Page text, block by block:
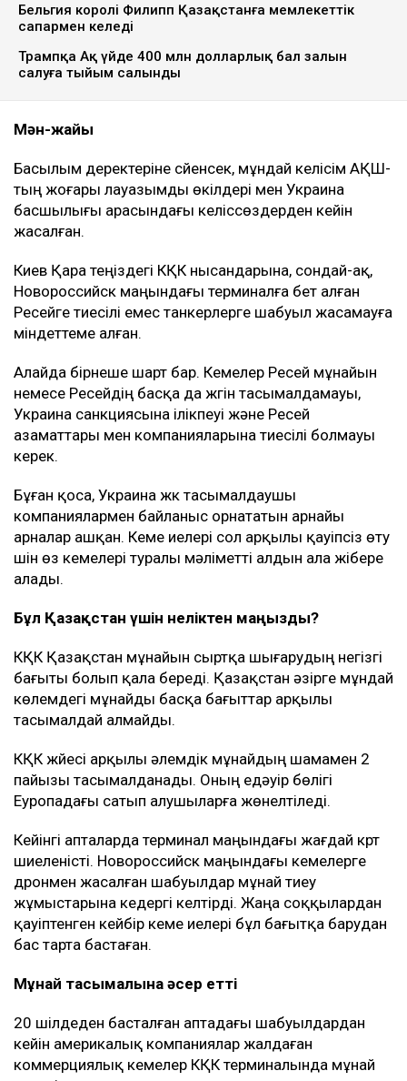
Бельгия королі Филипп Қазақстанға мемлекеттік
сапармен келеді
Трампқа Ақ үйде 400 млн долларлық бал залын
салуға тыйым салынды
Мән-жайы
Басылым деректеріне сүйенсек, мұндай келісім АҚШ-
тың жоғары лауазымды өкілдері мен Украина
басшылығы арасындағы келіссөздерден кейін
жасалған.
Киев Қара теңіздегі КҚК нысандарына, сондай-ақ,
Новороссийск маңындағы терминалға бет алған
Ресейге тиесілі емес танкерлерге шабуыл жасамауға
міндеттеме алған.
Алайда бірнеше шарт бар. Кемелер Ресей мұнайын
немесе Ресейдің басқа да жүгін тасымалдамауы,
Украина санкциясына ілікпеуі және Ресей
азаматтары мен компанияларына тиесілі болмауы
керек.
Бұған қоса, Украина жүк тасымалдаушы
компаниялармен байланыс орнататын арнайы
арналар ашқан. Кеме иелері сол арқылы қауіпсіз өту
үшін өз кемелері туралы мәліметті алдын ала жібере
алады.
Бұл Қазақстан үшін неліктен маңызды?
КҚК Қазақстан мұнайын сыртқа шығарудың негізгі
бағыты болып қала береді. Қазақстан әзірге мұндай
көлемдегі мұнайды басқа бағыттар арқылы
тасымалдай алмайды.
КҚК жүйесі арқылы әлемдік мұнайдың шамамен 2
пайызы тасымалданады. Оның едәуір бөлігі
Еуропадағы сатып алушыларға жөнелтіледі.
Кейінгі апталарда терминал маңындағы жағдай күрт
шиеленісті. Новороссийск маңындағы кемелерге
дронмен жасалған шабуылдар мұнай тиеу
жұмыстарына кедергі келтірді. Жаңа соққылардан
қауіптенген кейбір кеме иелері бұл бағытқа барудан
бас тарта бастаған.
Мұнай тасымалына әсер етті
20 шілдеден басталған аптадағы шабуылдардан
кейін америкалық компаниялар жалдаған
коммерциялық кемелер КҚК терминалында мұнай